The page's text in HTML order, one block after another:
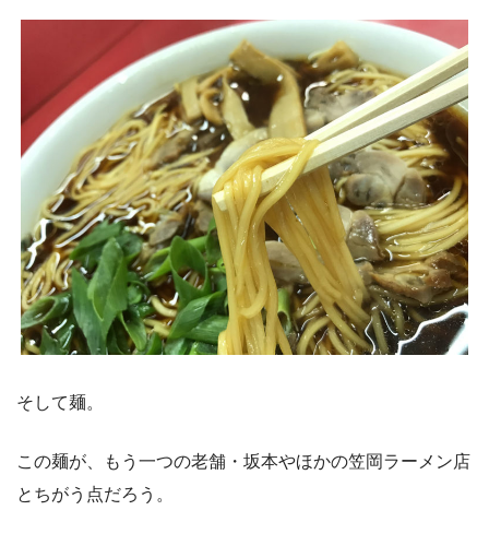
そして麺。
この麺が、もう一つの老舗・坂本やほかの笠岡ラーメン店
とちがう点だろう。